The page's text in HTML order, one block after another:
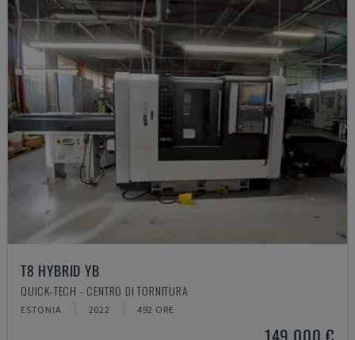
T8 HYBRID YB
QUICK-TECH - CENTRO DI TORNITURA
ESTONIA 2022 492 ORE